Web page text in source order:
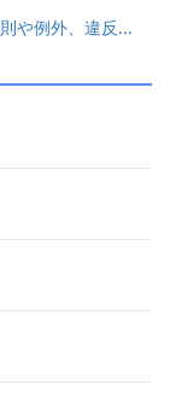
や例外、違反...